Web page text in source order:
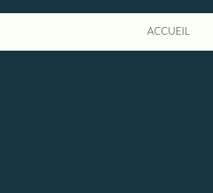
ACCUEIL